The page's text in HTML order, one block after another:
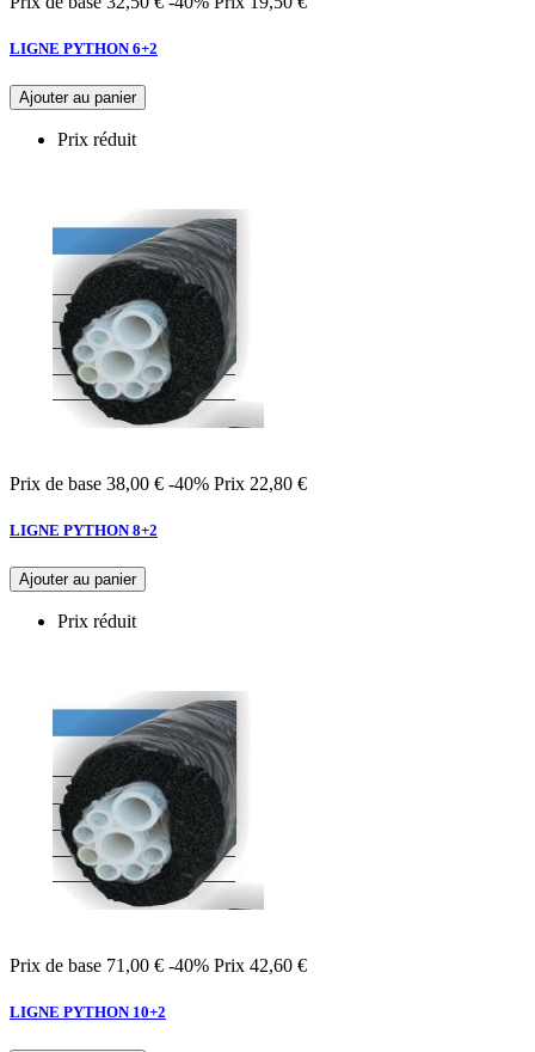
LIGNE PYTHON 6+2
Ajouter au panier
Prix réduit
Prix de base 38,00 € -40% Prix 22,80 €
LIGNE PYTHON 8+2
Ajouter au panier
Prix réduit
Prix de base 71,00 € -40% Prix 42,60 €
LIGNE PYTHON 10+2